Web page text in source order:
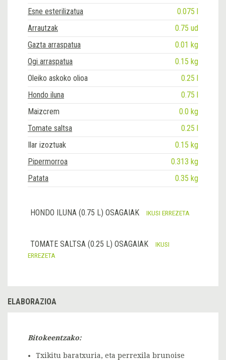
Esne esterilizatua
0.075 l
Arrautzak
0.75 ud
Gazta arraspatua
0.01 kg
Ogi arraspatua
0.15 kg
Oleiko askoko olioa
0.25 l
Hondo iluna
0.75 l
Maizcrem
0.0 kg
Tomate saltsa
0.25 l
Ilar izoztuak
0.15 kg
Pipermorroa
0.313 kg
Patata
0.35 kg
HONDO ILUNA (0.75 L) OSAGAIAK IKUSI ERREZETA
TOMATE SALTSA (0.25 L) OSAGAIAK
IKUSI
ERREZETA
ELABORAZIOA
Bitokeentzako:
Txikitu baratxuria, eta perrexila brunoise